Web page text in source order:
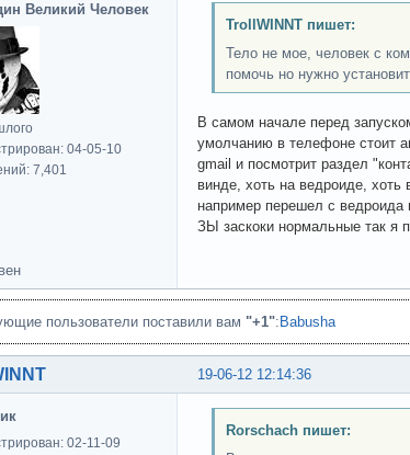
Великий Человек
04-05-10
7,401
TrollWINNT пишет:
Тело не мое, человек с
помочь но нужно
В самом начале перед
умолчанию в телефоне стоит
gmail и посмотрит раздел
винде, хоть на ведроиде, хоть
например перешел с ведроида
ЗЫ заскоки нормальные так я
пользователи поставили вам "+1":Babusha
19-06-12 12:14:36
02-11-09
Rorschach пишет: